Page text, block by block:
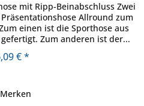
mit Ripp-Beinabschluss Zwei
Allround zum
einen ist die Sporthose aus
Zum anderen ist der...
€ *
Merken